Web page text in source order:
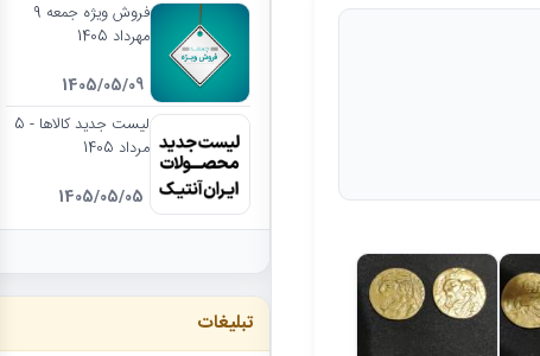
فروش ویژه جمعه 9
مهرداد 1405
1405/05/09
لیست جدید کالاها - 5
مرداد 1405
1405/05/05
تبلیغات